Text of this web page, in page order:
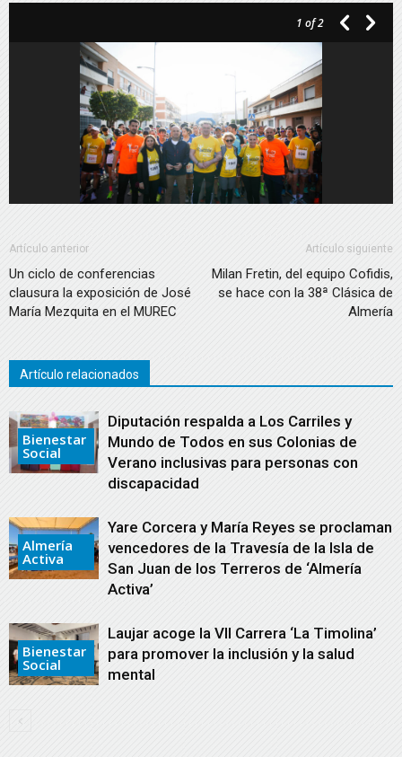
1 of 2
Artículo anterior
Un ciclo de conferencias
clausura la exposición de José
María Mezquita en el MUREC
Artículo siguiente
Milan Fretin, del equipo Cofidis,
se hace con la 38ª Clásica de
Almería
Artículo relacionados
Bienestar
Social
Diputación respalda a Los Carriles y
Mundo de Todos en sus Colonias de
Verano inclusivas para personas con
discapacidad
Almería
Activa
Yare Corcera y María Reyes se proclaman
vencedores de la Travesía de la Isla de
San Juan de los Terreros de ‘Almería
Activa’
Bienestar
Social
Laujar acoge la VII Carrera ‘La Timolina’
para promover la inclusión y la salud
mental